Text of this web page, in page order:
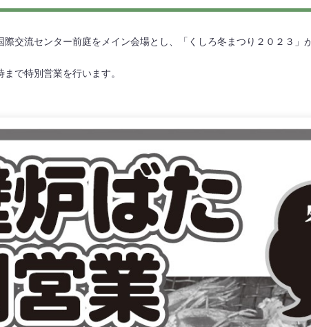
交流センター前庭をメイン会場とし、「くしろ冬まつり２０２３」
で特別営業を行います。